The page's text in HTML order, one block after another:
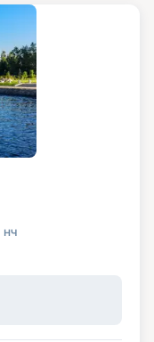
нч